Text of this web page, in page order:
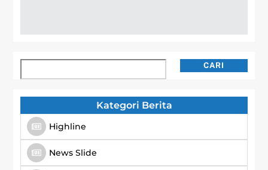
Cari CARI
Kategori Berita
Highline
News Slide